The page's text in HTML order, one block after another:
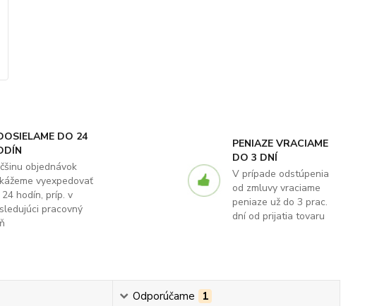
DO 24
objednávok
vyexpedovať
24 hodín, príp. v
pracovný
PENIAZE VRACIAME
DO 3 DNÍ
V prípade odstúpenia
od zmluvy vraciame
peniaze už do 3 prac.
dní od prijatia tovaru
Odporúčame 1